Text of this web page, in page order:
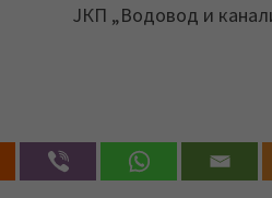
ЈКП „Водовод и